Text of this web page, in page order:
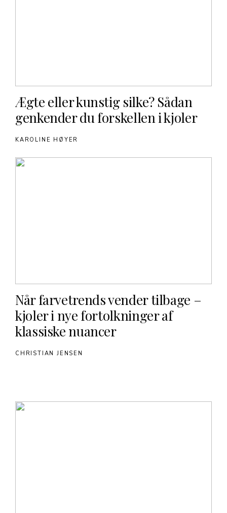
Ægte eller kunstig silke? Sådan
genkender du forskellen i kjoler
KAROLINE HØYER
Når farvetrends vender tilbage –
kjoler i nye fortolkninger af
klassiske nuancer
CHRISTIAN JENSEN